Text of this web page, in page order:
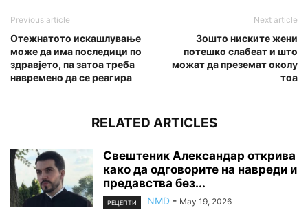
Previous article
Отежнатото искашлување
може да има последици по
здравјето, па затоа треба
навремено да се реагира
Next article
Зошто ниските жени
потешко слабеат и што
можат да преземат околу
тоа
RELATED ARTICLES
Свештеник Александар открива
како да одговорите на навреди и
предавства без...
РЕЦЕПТИ NMD - May 19, 2026